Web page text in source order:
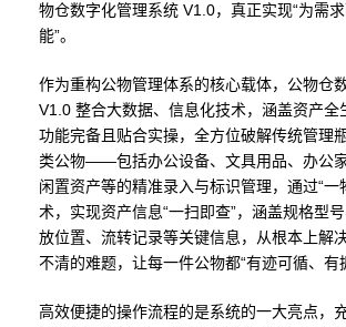
物仓数字化管理系统 V1.0，真正实现“为需
能”。
作为重构公物管理体系的核心载体，公物仓
V1.0 整合大数据、信息化技术，涵盖资产全
功能完备且贴合实操，全方位破解传统管理
类公物——包括办公设备、文具用品、办公家
闲置资产等的精准录入与标识管理，通过“一
术，实现资产信息“一扫即查”，涵盖规格型
放位置、流转记录等关键信息，从根本上解
不清的难题，让每一件公物都“有迹可循、有
高效便捷的操作流程的是系统的一大亮点，